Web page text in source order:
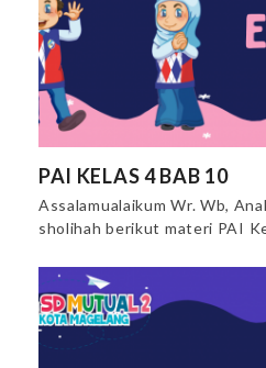
PAI KELAS 4 BAB 10
Assalamualaikum Wr. Wb,
sholihah berikut materi PAI